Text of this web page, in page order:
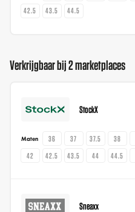
42.5
43.5 44.5
Verkrijgbaar bij 2 marketplaces
StockX
Maten 36 37 37.5 38
42
42.5 43.5 44 44.5
Sneaxx